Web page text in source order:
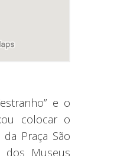
e o
colocar o
Praça São
dos Museus